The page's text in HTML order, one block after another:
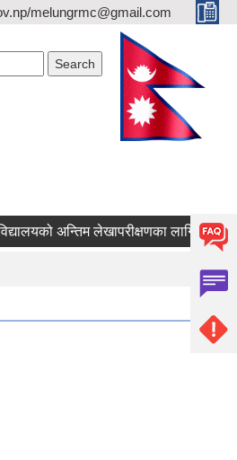
melungrmc@gmail.com
अन्तिम लेखापरीक्षणका लागि निवेदन पेस